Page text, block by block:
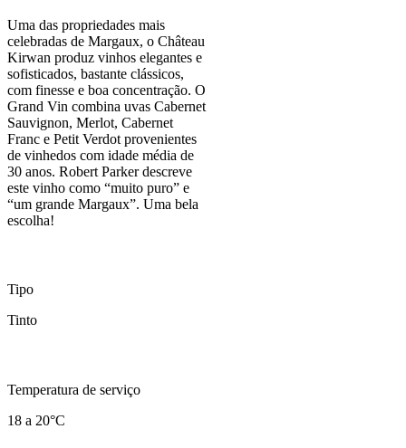
Uma das propriedades mais
celebradas de Margaux, o Château
Kirwan produz vinhos elegantes e
sofisticados, bastante clássicos,
com finesse e boa concentração. O
Grand Vin combina uvas Cabernet
Sauvignon, Merlot, Cabernet
Franc e Petit Verdot provenientes
de vinhedos com idade média de
30 anos. Robert Parker descreve
este vinho como “muito puro” e
“um grande Margaux”. Uma bela
escolha!
Tipo
Tinto
Temperatura de serviço
18 a 20°C